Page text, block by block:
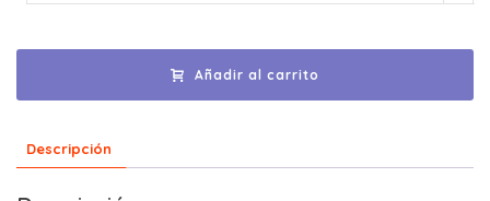
Añadir al carrito
Descripción